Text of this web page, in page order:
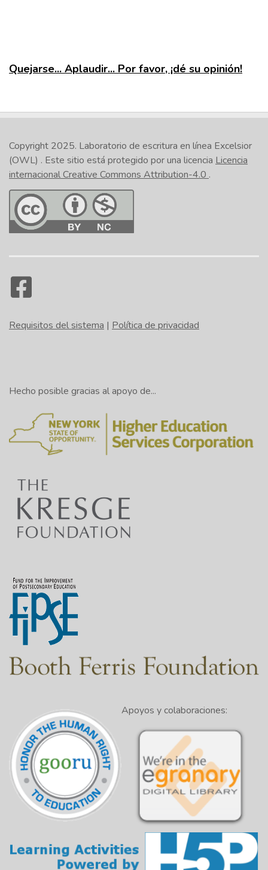
Quejarse... Aplaudir... Por favor, ¡dé su opinión!
Copyright 2025. Laboratorio de escritura en línea Excelsior
(OWL) . Este sitio está protegido por una licencia Licencia
internacional Creative Commons Attribution-4.0 .
Requisitos del sistema | Política de privacidad
Hecho posible gracias al apoyo de...
Apoyos y colaboraciones: